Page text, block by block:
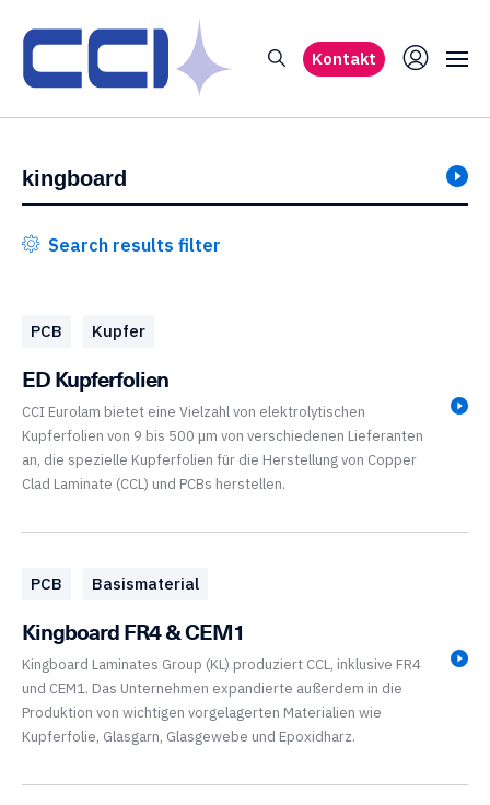
Kontakt
Search results filter
PCB Kupfer
ED Kupferfolien
CCI Eurolam bietet eine Vielzahl von elektrolytischen
Kupferfolien von 9 bis 500 µm von verschiedenen Lieferanten
an, die spezielle Kupferfolien für die Herstellung von Copper
Clad Laminate (CCL) und PCBs herstellen.
PCB Basismaterial
Kingboard FR4 & CEM1
Kingboard Laminates Group (KL) produziert CCL, inklusive FR4
und CEM1. Das Unternehmen expandierte außerdem in die
Produktion von wichtigen vorgelagerten Materialien wie
Kupferfolie, Glasgarn, Glasgewebe und Epoxidharz.